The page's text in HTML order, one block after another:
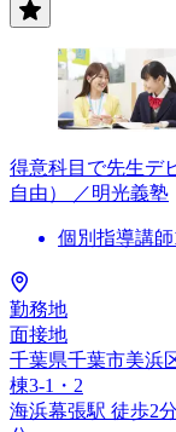
得意科目で先生デ
自由） ／明光義塾
個別指導講師
勤務地
面接地
千葉県千葉市美浜
棟3-1・2
海浜幕張駅 徒歩2